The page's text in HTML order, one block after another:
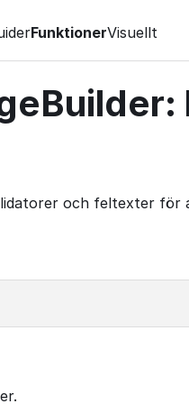
FunktionerVisuellt
och feltexter för